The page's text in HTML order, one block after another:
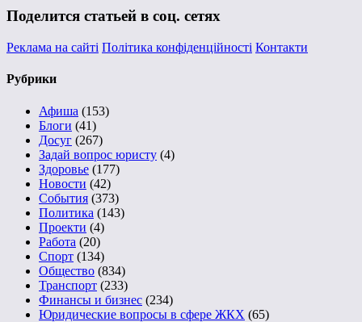
Поделится статьей в соц. сетях
Реклама на сайті Політика конфіденційності Контакти
Рубрики
Афиша (153)
Блоги (41)
Досуг (267)
Задай вопрос юристу (4)
Здоровье (177)
Новости (42)
События (373)
Политика (143)
Проекти (4)
Работа (20)
Спорт (134)
Общество (834)
Транспорт (233)
Финансы и бизнес (234)
Юридические вопросы в сфере ЖКХ (65)